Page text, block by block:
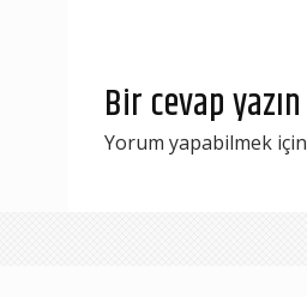
Bir cevap yazın
Yorum yapabilmek için